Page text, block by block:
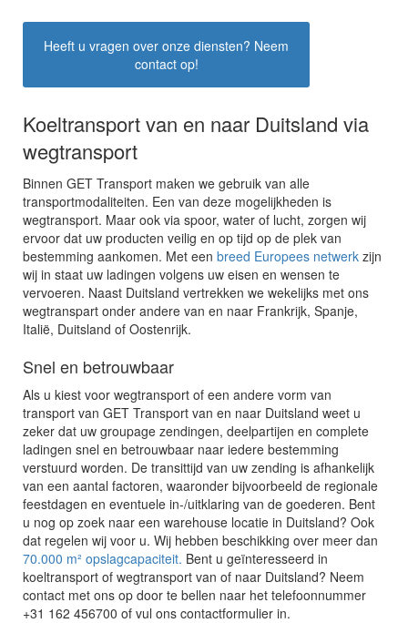
Heeft u vragen over onze diensten? Neem
contact op!
Koeltransport van en naar Duitsland via
wegtransport
Binnen GET Transport maken we gebruik van alle
transportmodaliteiten. Een van deze mogelijkheden is
wegtransport. Maar ook via spoor, water of lucht, zorgen wij
ervoor dat uw producten veilig en op tijd op de plek van
bestemming aankomen. Met een breed Europees netwerk zijn
wij in staat uw ladingen volgens uw eisen en wensen te
vervoeren. Naast Duitsland vertrekken we wekelijks met ons
wegtranspart onder andere van en naar Frankrijk, Spanje,
Italië, Duitsland of Oostenrijk.
Snel en betrouwbaar
Als u kiest voor wegtransport of een andere vorm van
transport van GET Transport van en naar Duitsland weet u
zeker dat uw groupage zendingen, deelpartijen en complete
ladingen snel en betrouwbaar naar iedere bestemming
verstuurd worden. De transittijd van uw zending is afhankelijk
van een aantal factoren, waaronder bijvoorbeeld de regionale
feestdagen en eventuele in-/uitklaring van de goederen. Bent
u nog op zoek naar een warehouse locatie in Duitsland? Ook
dat regelen wij voor u. Wij hebben beschikking over meer dan
70.000 m² opslagcapaciteit. Bent u geïnteresseerd in
koeltransport of wegtransport van of naar Duitsland? Neem
contact met ons op door te bellen naar het telefoonnummer
+31 162 456700 of vul ons contactformulier in.